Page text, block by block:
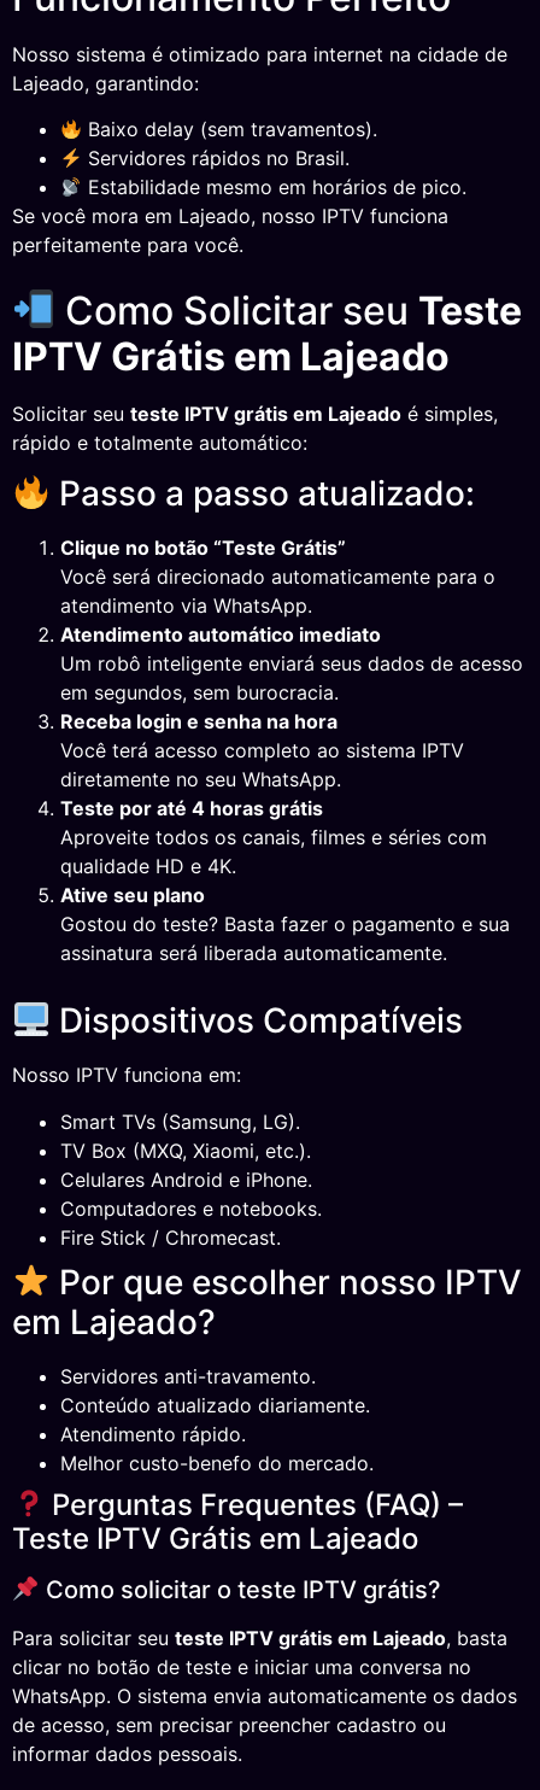
Nosso sistema é otimizado para internet na cidade de
Lajeado, garantindo:
Baixo delay (sem travamentos).
Servidores rápidos no Brasil.
Estabilidade mesmo em horários de pico.
Se você mora em Lajeado, nosso IPTV funciona
perfeitamente para você.
Como Solicitar seu Teste
IPTV Grátis em Lajeado
Solicitar seu teste IPTV grátis em Lajeado é simples,
rápido e totalmente automático:
Passo a passo atualizado:
Clique no botão “Teste Grátis”
Você será direcionado automaticamente para o
atendimento via WhatsApp.
Atendimento automático imediato
Um robô inteligente enviará seus dados de acesso
em segundos, sem burocracia.
Receba login e senha na hora
Você terá acesso completo ao sistema IPTV
diretamente no seu WhatsApp.
Teste por até 4 horas grátis
Aproveite todos os canais, filmes e séries com
qualidade HD e 4K.
Ative seu plano
Gostou do teste? Basta fazer o pagamento e sua
assinatura será liberada automaticamente.
Dispositivos Compatíveis
Nosso IPTV funciona em:
Smart TVs (Samsung, LG).
TV Box (MXQ, Xiaomi, etc.).
Celulares Android e iPhone.
Computadores e notebooks.
Fire Stick / Chromecast.
Por que escolher nosso IPTV
em Lajeado?
Servidores anti-travamento.
Conteúdo atualizado diariamente.
Atendimento rápido.
Melhor custo-benefo do mercado.
Perguntas Frequentes (FAQ) –
Teste IPTV Grátis em Lajeado
Como solicitar o teste IPTV grátis?
Para solicitar seu teste IPTV grátis em Lajeado, basta
clicar no botão de teste e iniciar uma conversa no
WhatsApp. O sistema envia automaticamente os dados
de acesso, sem precisar preencher cadastro ou
informar dados pessoais.